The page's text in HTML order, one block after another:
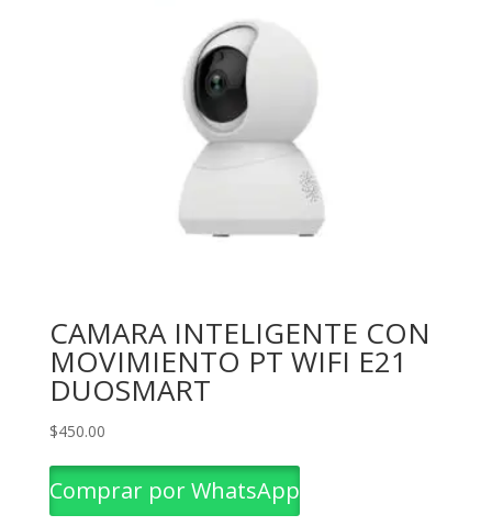
CAMARA INTELIGENTE CON
MOVIMIENTO PT WIFI E21
DUOSMART
$450.00
Comprar por WhatsApp